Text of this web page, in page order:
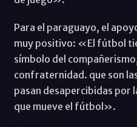
Para el paraguayo, el
muy positivo: «El fútbol
símbolo del
confraternidad. que son
pasan desapercibidas por
que mueve el fútbol».